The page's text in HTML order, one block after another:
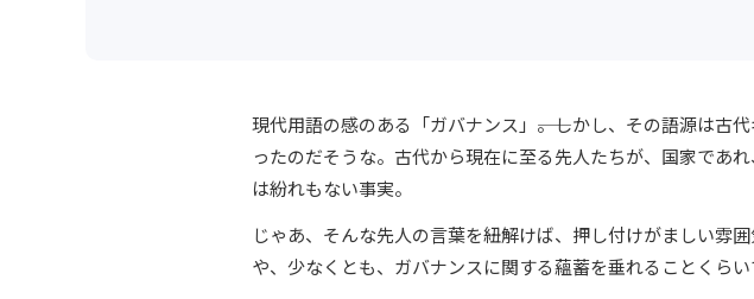
現代用語の感のある「ガバナンス」――。しかし、その語源は
ったのだそうな。古代から現在に至る先人たちが、国家であ
は紛れもない事実。
じゃあ、そんな先人の言葉を紐解けば、押し付けがましい雰
や、少なくとも、ガバナンスに関する蘊蓄を垂れることくら